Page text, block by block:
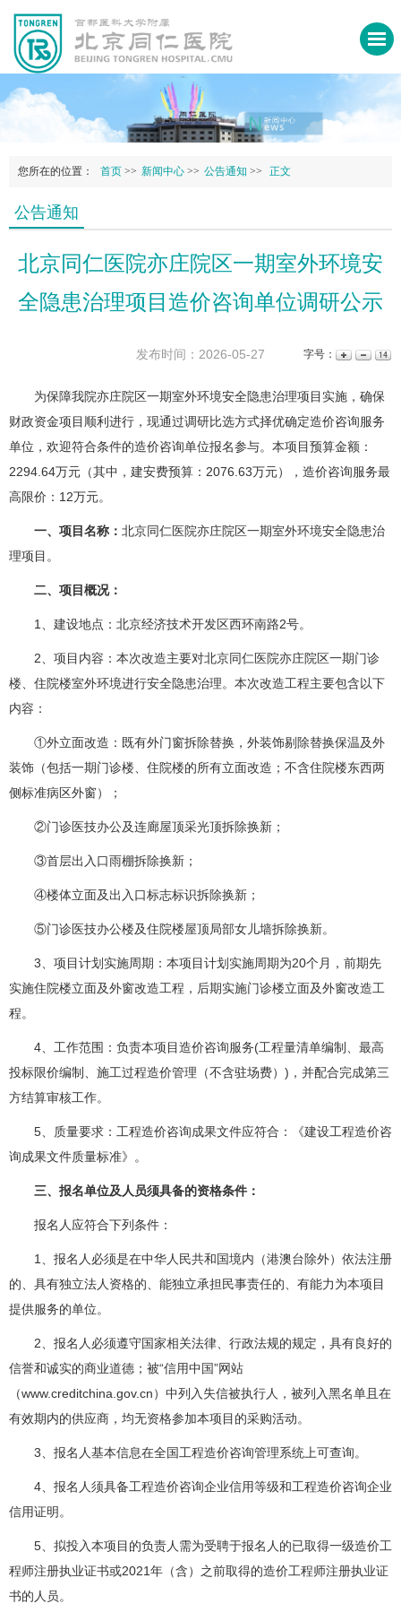
您所在的位置： 首页 >> 新闻中心 >> 公告通知 >> 正文
公告通知
北京同仁医院亦庄院区一期室外环境安
全隐患治理项目造价咨询单位调研公示
发布时间：2026-05-27 字号：
为保障我院亦庄院区一期室外环境安全隐患治理项目实施，确保
财政资金项目顺利进行，现通过调研比选方式择优确定造价咨询服务
单位，欢迎符合条件的造价咨询单位报名参与。本项目预算金额：
2294.64万元（其中，建安费预算：2076.63万元），造价咨询服务最
高限价：12万元。
一、项目名称： 北京同仁医院亦庄院区一期室外环境安全隐患治
理项目。
二、项目概况：
1、建设地点：北京经济技术开发区西环南路2号。
2、项目内容：本次改造主要对北京同仁医院亦庄院区一期门诊
楼、住院楼室外环境进行安全隐患治理。本次改造工程主要包含以下
内容：
①外立面改造：既有外门窗拆除替换，外装饰剔除替换保温及外
装饰（包括一期门诊楼、住院楼的所有立面改造；不含住院楼东西两
侧标准病区外窗）；
②门诊医技办公及连廊屋顶采光顶拆除换新；
③首层出入口雨棚拆除换新；
④楼体立面及出入口标志标识拆除换新；
⑤门诊医技办公楼及住院楼屋顶局部女儿墙拆除换新。
3、项目计划实施周期：本项目计划实施周期为20个月，前期先
实施住院楼立面及外窗改造工程，后期实施门诊楼立面及外窗改造工
程。
4、工作范围：负责本项目造价咨询服务(工程量清单编制、最高
投标限价编制、施工过程造价管理（不含驻场费）)，并配合完成第三
方结算审核工作。
5、质量要求：工程造价咨询成果文件应符合：《建设工程造价咨
询成果文件质量标准》。
三、报名单位及人员须具备的资格条件：
报名人应符合下列条件：
1、报名人必须是在中华人民共和国境内（港澳台除外）依法注册
的、具有独立法人资格的、能独立承担民事责任的、有能力为本项目
提供服务的单位。
2、报名人必须遵守国家相关法律、行政法规的规定，具有良好的
信誉和诚实的商业道德；被“信用中国”网站
（www.creditchina.gov.cn）中列入失信被执行人，被列入黑名单且在
有效期内的供应商，均无资格参加本项目的采购活动。
3、报名人基本信息在全国工程造价咨询管理系统上可查询。
4、报名人须具备工程造价咨询企业信用等级和工程造价咨询企业
信用证明。
5、拟投入本项目的负责人需为受聘于报名人的已取得一级造价工
程师注册执业证书或2021年（含）之前取得的造价工程师注册执业证
书的人员。